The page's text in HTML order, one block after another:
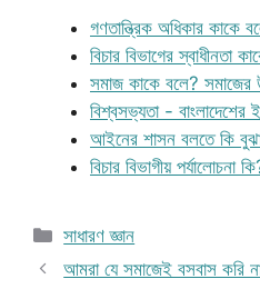
গণতান্ত্রিক অধিকার কাকে
বিচার বিভাগের স্বাধীনতা
সমাজ কাকে বলে? সমাজের
বিশ্বসভ্যতা - বাংলাদেশের
আইনের শাসন বলতে কি
বিচার বিভাগীয় পর্যালোচনা
Categories
সাধারণ জ্ঞান
আমরা যে সমাজেই বসবাস করি